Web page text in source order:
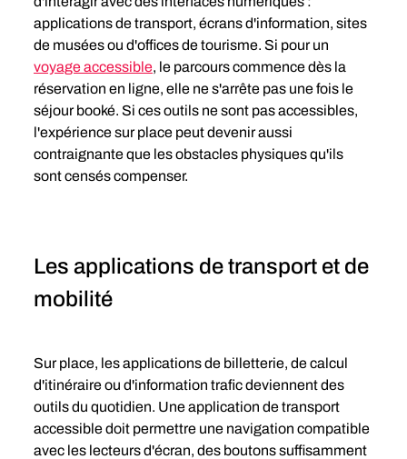
applications de transport, écrans d'information, sites
de musées ou d'offices de tourisme. Si pour un
voyage accessible, le parcours commence dès la
réservation en ligne, elle ne s'arrête pas une fois le
séjour booké. Si ces outils ne sont pas accessibles,
l'expérience sur place peut devenir aussi
contraignante que les obstacles physiques qu'ils
sont censés compenser.
Les applications de transport et de
mobilité
Sur place, les applications de billetterie, de calcul
d'itinéraire ou d'information trafic deviennent des
outils du quotidien. Une application de transport
accessible doit permettre une navigation compatible
avec les lecteurs d'écran, des boutons suffisamment